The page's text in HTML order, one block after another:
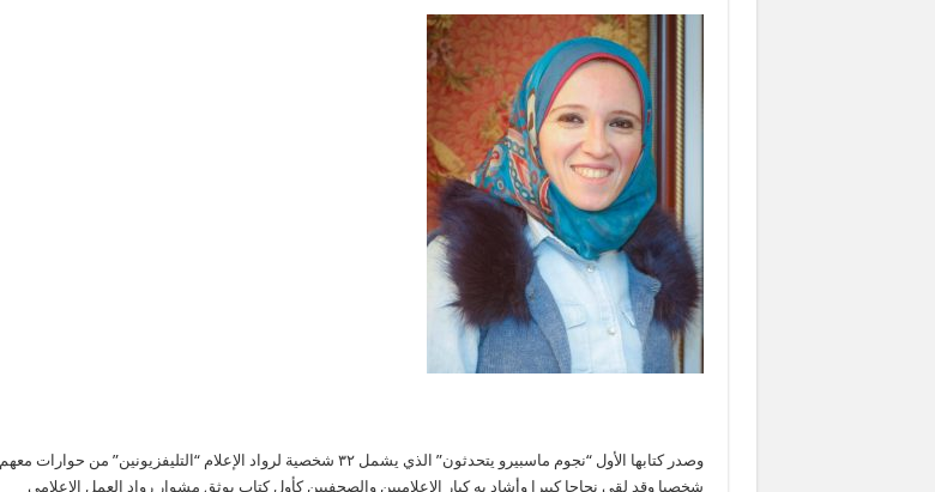
وصدر كتابها الأول “نجوم ماسبيرو يتحدثون” الذي يشمل ٣٢ شخصية لرواد الإعلام “التليفزيونين” من حوارات معهم
شخصيا وقد لقي نجاحا كبيرا وأشاد به كبار الإعلاميين والصحفيين كأول كتاب يوثق مشوار رواد العمل الإعلامي